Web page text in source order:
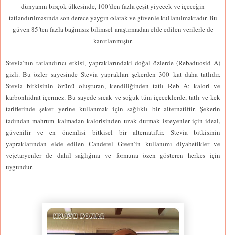
dünyanın birçok ülkesinde, 100’den fazla çeşit yiyecek ve içeceğin
tatlandırılmasında son derece yaygın olarak ve güvenle kullanılmaktadır. Bu
güven 85’ten fazla bağımsız bilimsel araştırmadan elde edilen verilerle de
kanıtlanmıştır.
Stevia’nın tatlandırıcı etkisi, yapraklarındaki doğal özlerde (Rebaduosid A)
gizli. Bu özler sayesinde Stevia yaprakları şekerden 300 kat daha tatlıdır.
Stevia bitkisinin özünü oluşturan, kendiliğinden tatlı Reb A; kalori ve
karbonhidrat içermez. Bu sayede sıcak ve soğuk tüm içeceklerde, tatlı ve kek
tariflerinde şeker yerine kullanmak için sağlıklı bir alternatiftir. Şekerin
tadından mahrum kalmadan kalorisinden uzak durmak isteyenler için ideal,
güvenilir ve en önemlisi bitkisel bir alternatiftir. Stevia bitkisinin
yapraklarından elde edilen Canderel Green’in kullanımı diyabetikler ve
vejetaryenler de dahil sağlığına ve formuna özen gösteren herkes için
uygundur.